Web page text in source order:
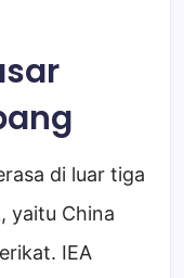
di luar tiga
yaitu China
IEA